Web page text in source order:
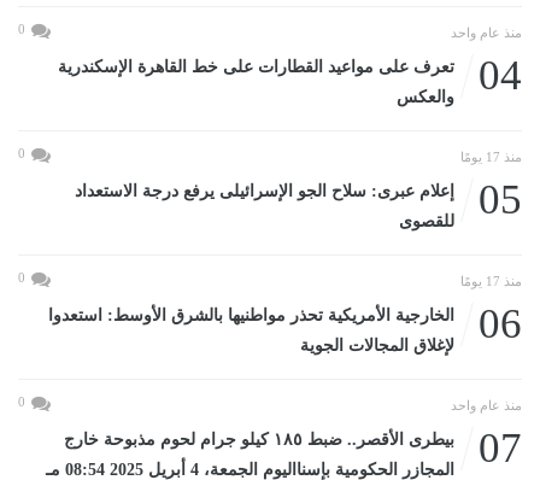
منذ عام واحد 0
04
تعرف على مواعيد القطارات على خط القاهرة الإسكندرية
والعكس
منذ 17 يومًا 0
05
إعلام عبرى: سلاح الجو الإسرائيلى يرفع درجة الاستعداد
للقصوى
منذ 17 يومًا 0
06
الخارجية الأمريكية تحذر مواطنيها بالشرق الأوسط: استعدوا
لإغلاق المجالات الجوية
منذ عام واحد 0
07
بيطرى الأقصر.. ضبط ١٨٥ كيلو جرام لحوم مذبوحة خارج
المجازر الحكومية بإسنااليوم الجمعة، 4 أبريل 2025 08:54 مـ